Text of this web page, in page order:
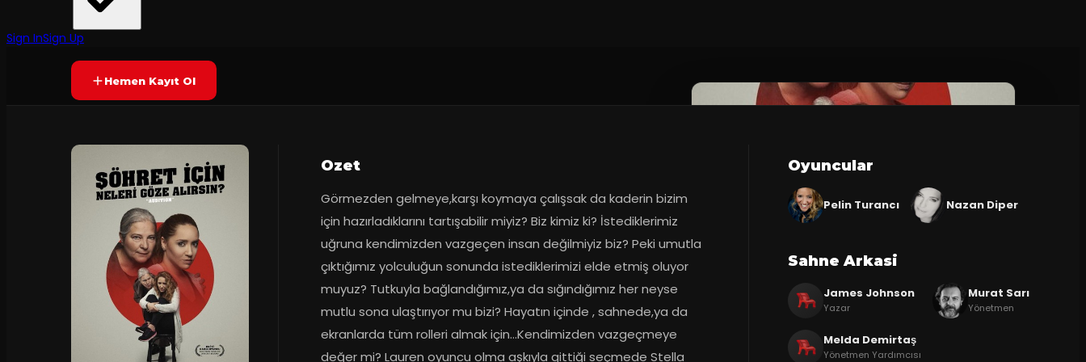
Sign InSign UpYAKINDA Yetersiz oy
Hemen Kayıt Ol
Ozet
Görmezden gelmeye,karşı koymaya çalışsak da kaderin bizim
için hazırladıklarını tartışabilir miyiz? Biz kimiz ki? İstediklerimiz
uğruna kendimizden vazgeçen insan değilmiyiz biz? Peki umutla
çıktığımız yolculuğun sonunda istediklerimizi elde etmiş oluyor
muyuz? Tutkuyla bağlandığımız,ya da sığındığımız her neyse
mutlu sona ulaştırıyor mu bizi? Hayatın içinde , sahnede,ya da
ekranlarda tüm rolleri almak için…Kendimizden vazgeçmeye
değer mi? Lauren oyuncu olma aşkıyla gittiği seçmede Stella
Oyuncular
Pelin Turancı Nazan Diper
Sahne Arkasi
James Johnson
Yazar
Murat Sarı
Yönetmen
Melda Demirtaş
Yönetmen Yardımcısı